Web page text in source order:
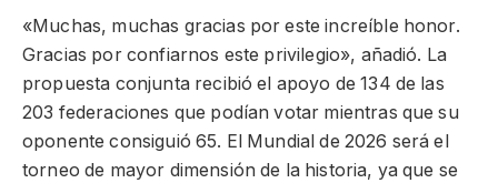
«Muchas, muchas gracias por este increíble honor.
Gracias por confiarnos este privilegio», añadió. La
propuesta conjunta recibió el apoyo de 134 de las
203 federaciones que podían votar mientras que su
oponente consiguió 65. El Mundial de 2026 será el
torneo de mayor dimensión de la historia, ya que se